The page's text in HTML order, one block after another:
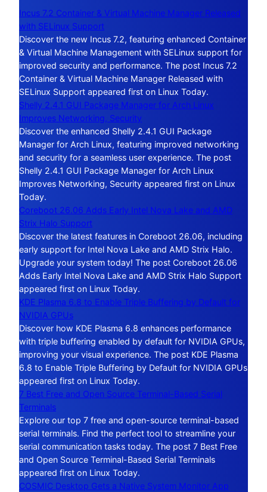
Incus 7.2 Container & Virtual Machine Manager Released
with SELinux Support
Discover the new Incus 7.2, featuring enhanced Container
& Virtual Machine Management with SELinux support for
improved security and performance. The post Incus 7.2
Container & Virtual Machine Manager Released with
SELinux Support appeared first on Linux Today.
Shelly 2.4.1 GUI Package Manager for Arch Linux
Improves Networking, Security
Discover the enhanced Shelly 2.4.1 GUI Package
Manager for Arch Linux, featuring improved networking
and security for a seamless user experience. The post
Shelly 2.4.1 GUI Package Manager for Arch Linux
Improves Networking, Security appeared first on Linux
Today.
Coreboot 26.06 Adds Early Intel Nova Lake and AMD
Strix Halo Support
Discover the latest features in Coreboot 26.06, including
early support for Intel Nova Lake and AMD Strix Halo.
Upgrade your system today! The post Coreboot 26.06
Adds Early Intel Nova Lake and AMD Strix Halo Support
appeared first on Linux Today.
KDE Plasma 6.8 to Enable Triple Buffering by Default for
NVIDIA GPUs
Discover how KDE Plasma 6.8 enhances performance
with triple buffering enabled by default for NVIDIA GPUs,
improving your visual experience. The post KDE Plasma
6.8 to Enable Triple Buffering by Default for NVIDIA GPUs
appeared first on Linux Today.
7 Best Free and Open Source Terminal-Based Serial
Terminals
Explore our top 7 free and open-source terminal-based
serial terminals. Find the perfect tool to streamline your
serial communication tasks today. The post 7 Best Free
and Open Source Terminal-Based Serial Terminals
appeared first on Linux Today.
COSMIC Desktop Gets a Native System Monitor App